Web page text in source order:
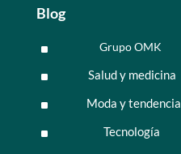
Blog
^ Grupo OMK
^ Salud y medicina
^ Moda y tendencia
^ Tecnología